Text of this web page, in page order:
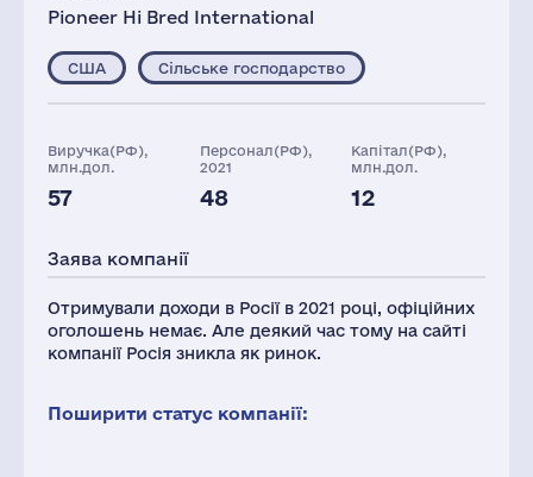
Pioneer Hi Bred International
США Сільське господарство
Виручка(РФ),
млн.дол.
57
Персонал(РФ),
2021
48
Капітал(РФ),
млн.дол.
12
36
Заява компанії
Отримували доходи в Росії в 2021 році, офіційних
оголошень немає. Але деякий час тому на сайті
компанії Росія зникла як ринок.
Поширити статус компанії: